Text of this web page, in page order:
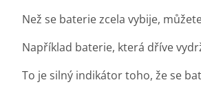
Než se baterie zcela vybije,
Například baterie, která dříve
To je silný indikátor toho, že se